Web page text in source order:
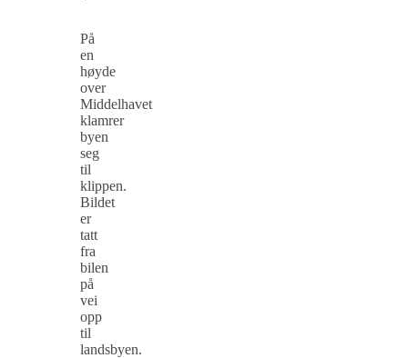
På
en
høyde
over
Middelhavet
klamrer
byen
seg
til
klippen.
Bildet
er
tatt
fra
bilen
på
vei
opp
til
landsbyen.